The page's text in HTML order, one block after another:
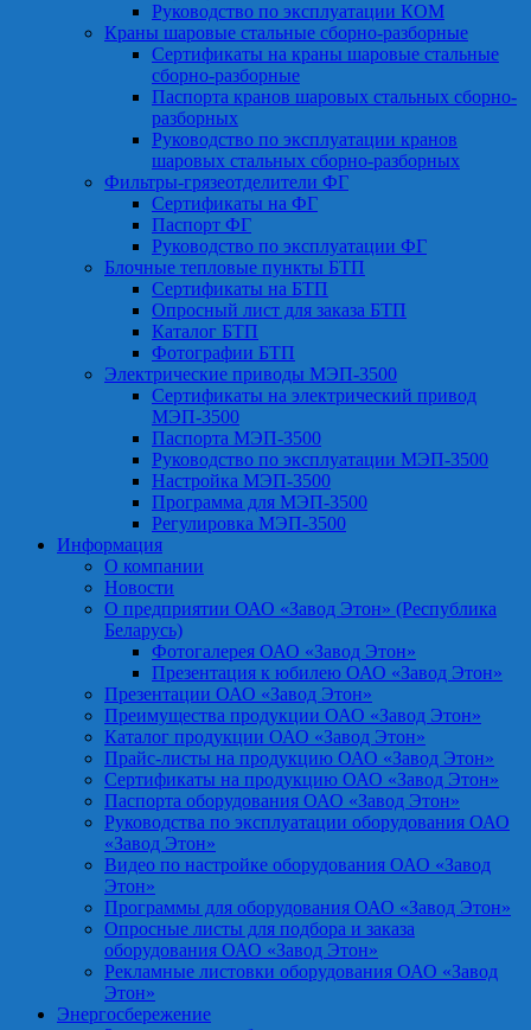
Руководство по эксплуатации КОМ
Краны шаровые стальные сборно-разборные
Сертификаты на краны шаровые стальные
сборно-разборные
Паспорта кранов шаровых стальных сборно-
разборных
Руководство по эксплуатации кранов
шаровых стальных сборно-разборных
Фильтры-грязеотделители ФГ
Сертификаты на ФГ
Паспорт ФГ
Руководство по эксплуатации ФГ
Блочные тепловые пункты БТП
Сертификаты на БТП
Опросный лист для заказа БТП
Каталог БТП
Фотографии БТП
Электрические приводы МЭП-3500
Сертификаты на электрический привод
МЭП-3500
Паспорта МЭП-3500
Руководство по эксплуатации МЭП-3500
Настройка МЭП-3500
Программа для МЭП-3500
Регулировка МЭП-3500
Информация
О компании
Новости
О предприятии ОАО «Завод Этон» (Республика
Беларусь)
Фотогалерея ОАО «Завод Этон»
Презентация к юбилею ОАО «Завод Этон»
Презентации ОАО «Завод Этон»
Преимущества продукции ОАО «Завод Этон»
Каталог продукции ОАО «Завод Этон»
Прайс-листы на продукцию ОАО «Завод Этон»
Сертификаты на продукцию ОАО «Завод Этон»
Паспорта оборудования ОАО «Завод Этон»
Руководства по эксплуатации оборудования ОАО
«Завод Этон»
Видео по настройке оборудования ОАО «Завод
Этон»
Программы для оборудования ОАО «Завод Этон»
Опросные листы для подбора и заказа
оборудования ОАО «Завод Этон»
Рекламные листовки оборудования ОАО «Завод
Этон»
Энергосбережение